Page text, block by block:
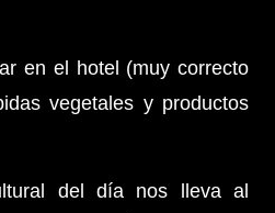
en el hotel (muy correcto
vegetales y productos
del día nos lleva al